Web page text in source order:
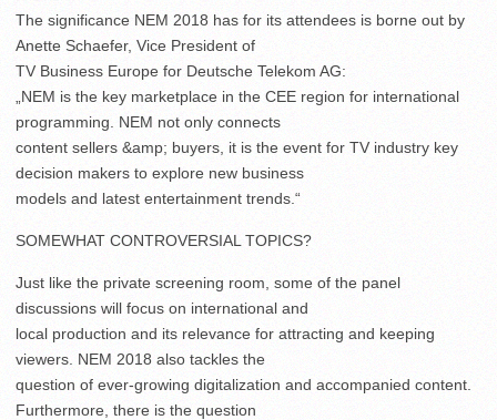
The significance NEM 2018 has for its attendees is borne out by
Anette Schaefer, Vice President of
TV Business Europe for Deutsche Telekom AG:
„NEM is the key marketplace in the CEE region for international
programming. NEM not only connects
content sellers &amp; buyers, it is the event for TV industry key
decision makers to explore new business
models and latest entertainment trends.“
SOMEWHAT CONTROVERSIAL TOPICS?
Just like the private screening room, some of the panel
discussions will focus on international and
local production and its relevance for attracting and keeping
viewers. NEM 2018 also tackles the
question of ever-growing digitalization and accompanied content.
Furthermore, there is the question